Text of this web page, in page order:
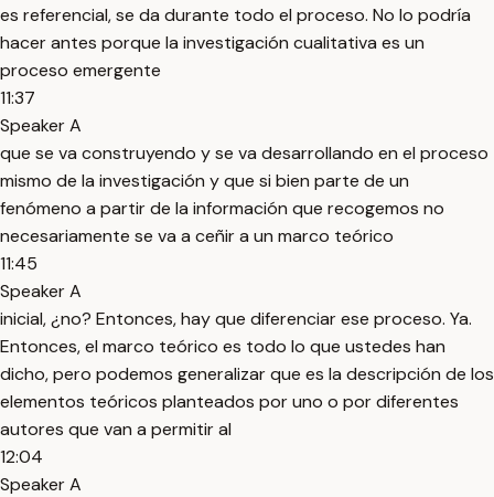
es referencial, se da durante todo el proceso. No lo podría
hacer antes porque la investigación cualitativa es un
proceso emergente
11:37
Speaker A
que se va construyendo y se va desarrollando en el proceso
mismo de la investigación y que si bien parte de un
fenómeno a partir de la información que recogemos no
necesariamente se va a ceñir a un marco teórico
11:45
Speaker A
inicial, ¿no? Entonces, hay que diferenciar ese proceso. Ya.
Entonces, el marco teórico es todo lo que ustedes han
dicho, pero podemos generalizar que es la descripción de los
elementos teóricos planteados por uno o por diferentes
autores que van a permitir al
12:04
Speaker A